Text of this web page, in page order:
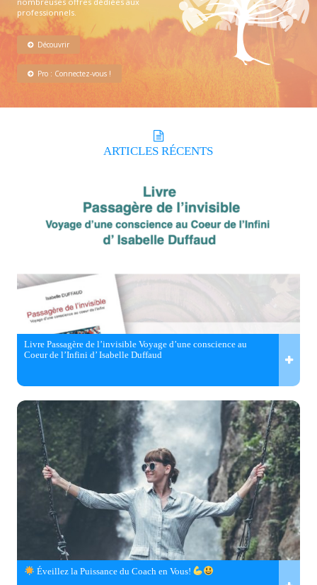
professionnels.
Découvrir
Pro : Connectez-vous !
ARTICLES RÉCENTS
Livre Passagère de l’invisible Voyage d’une conscience au
Coeur de l’Infini d’ Isabelle Duffaud
Éveillez la Puissance du Coach en Vous!